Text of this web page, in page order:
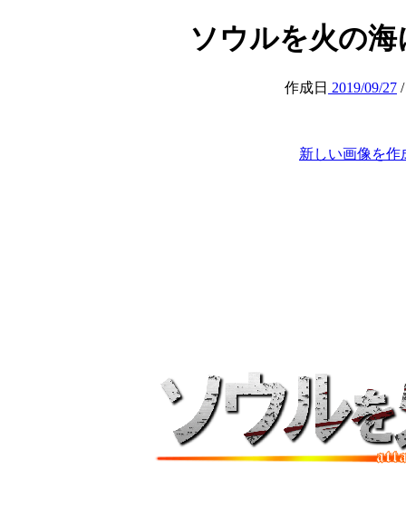
ソウルを火の海
作成日 2019/09/27
新しい画像を作